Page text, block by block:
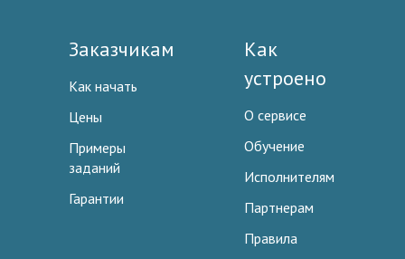
Заказчикам
Как начать
Цены
Примеры
заданий
Гарантии
Как
устроено
О сервисе
Обучение
Исполнителям
Партнерам
Правила